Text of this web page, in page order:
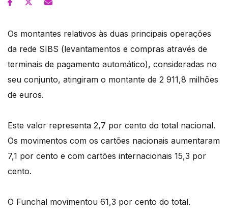
Os montantes relativos às duas principais operações
da rede SIBS (levantamentos e compras através de
terminais de pagamento automático), consideradas no
seu conjunto, atingiram o montante de 2 911,8 milhões
de euros.
Este valor representa 2,7 por cento do total nacional.
Os movimentos com os cartões nacionais aumentaram
7,1 por cento e com cartões internacionais 15,3 por
cento.
O Funchal movimentou 61,3 por cento do total.